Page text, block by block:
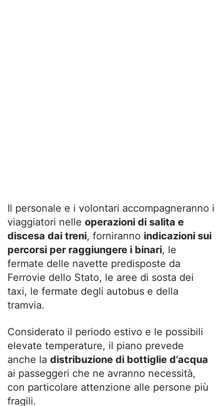
Il personale e i volontari accompagneranno i
viaggiatori nelle operazioni di salita e
discesa dai treni, forniranno indicazioni sui
percorsi per raggiungere i binari, le
fermate delle navette predisposte da
Ferrovie dello Stato, le aree di sosta dei
taxi, le fermate degli autobus e della
tramvia.
Considerato il periodo estivo e le possibili
elevate temperature, il piano prevede
anche la distribuzione di bottiglie d’acqua
ai passeggeri che ne avranno necessità,
con particolare attenzione alle persone più
fragili.